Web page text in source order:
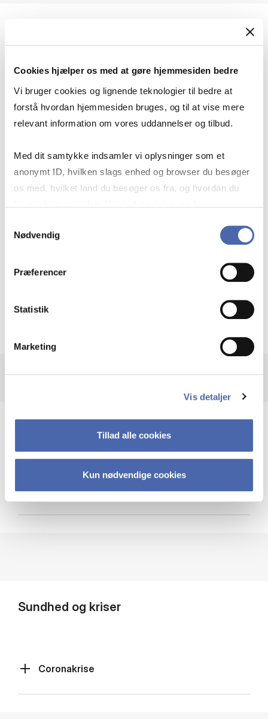
Cookies hjælper os med at gøre hjemmesiden bedre
Vi bruger cookies og lignende teknologier til bedre at
forstå hvordan hjemmesiden bruges, og til at vise mere
relevant information om vores uddannelser og tilbud.
Med dit samtykke indsamler vi oplysninger som et
anonymt ID, hvilken slags enhed og browser du besøger
os med, hvilket land du besøger os fra, og hvordan du
markedsføring. Du bestemmer selv - og kan altid trække
Nødvendig
Præferencer
Statistik
Marketing
Vis detaljer
Tillad alle cookies
Kun nødvendige cookies
Geopolitik og businesssikkerhed
navigerer man som virksomhed?
Krigen i Ukraine
Cybersikkerhed
Sundhed og kriser
Coronakrise